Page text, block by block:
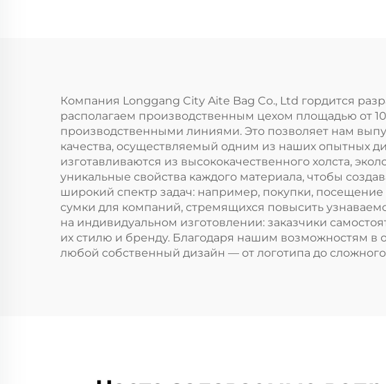
Компания Longgang City Aite Bag Co., Ltd гордится
располагаем производственным цехом площадью от
производственными линиями. Это позволяет нам
качества, осуществляемый одним из наших опытных
изготавливаются из высококачественного холста,
уникальные свойства каждого материала, чтобы
широкий спектр задач: например, покупки,
сумки для компаний, стремящихся повысить
на индивидуальном изготовлении: заказчики
их стилю и бренду. Благодаря нашим возможностям в
любой собственный дизайн — от логотипа до